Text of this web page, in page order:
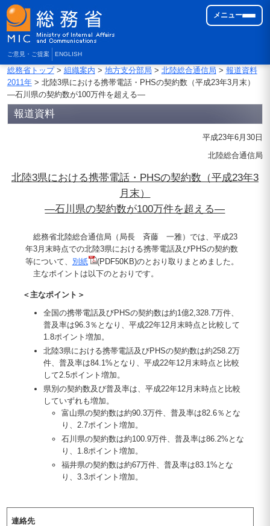
ご意見・ご提案 ENGLISH
メニュー
総務省トップ> 組織案内 > 地方支分部局 > 北陸総合通信局 > 報道資料
2011年> 北陸3県における携帯電話・PHSの契約数（平成23年3月末）
―石川県の契約数が100万件を超える―
報道資料
平成23年6月30日
北陸総合通信局
北陸3県における携帯電話・PHSの契約数（平成23年3
月末）
―石川県の契約数が100万件を超える―
総務省北陸総合通信局（局長 斉藤 一雅）では、平成23
年3月末時点での北陸3県における携帯電話及びPHSの契約数
等について、 別紙
(PDF50KB)のとおり取りまとめました。
主なポイントは以下のとおりです。
＜主なポイント＞
全国の携帯電話及びPHSの契約数は約1億2,328.7万件、
普及率は96.3％となり、平成22年12月末時点と比較して
1.8ポイント増加。
北陸3県における携帯電話及びPHSの契約数は約258.2万
件、普及率は84.1%となり、平成22年12月末時点と比較
して2.5ポイント増加。
県別の契約数及び普及率は、平成22年12月末時点と比較
していずれも増加。
富山県の契約数は約90.3万件、普及率は82.6％とな
り、2.7ポイント増加。
石川県の契約数は約100.9万件、普及率は86.2%とな
り、1.8ポイント増加。
福井県の契約数は約67万件、普及率は83.1%とな
り、3.3ポイント増加。
連絡先